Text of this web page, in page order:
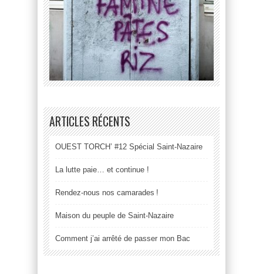
ARTICLES RÉCENTS
OUEST TORCH’ #12 Spécial Saint-Nazaire
La lutte paie… et continue !
Rendez-nous nos camarades !
Maison du peuple de Saint-Nazaire
Comment j’ai arrêté de passer mon Bac